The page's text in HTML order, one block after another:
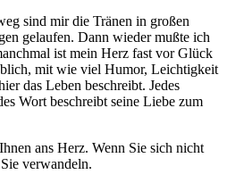
sind mir die Tränen in großen
gelaufen. Dann wieder mußte ich
ist mein Herz fast vor Glück
mit wie viel Humor, Leichtigkeit
das Leben beschreibt. Jedes
Wort beschreibt seine Liebe zum
ans Herz. Wenn Sie sich nicht
verwandeln.